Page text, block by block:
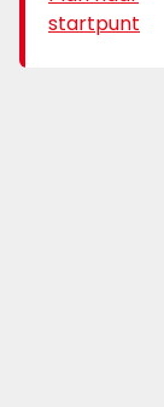
startpunt